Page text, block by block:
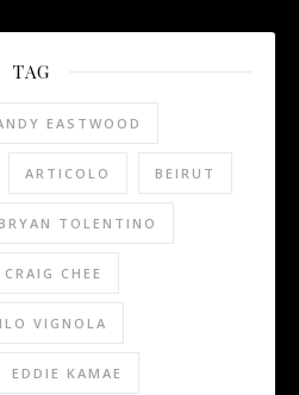
TAG
EASTWOOD
ARTICOLO BEIRUT
BRYAN TOLENTINO
CRAIG CHEE
VIGNOLA
EDDIE KAMAE